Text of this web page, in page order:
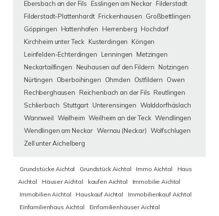
Ebersbach an der Fils
Esslingen am Neckar Filderstadt
Filderstadt-Plattenhardt Frickenhausen Großbettlingen
Göppingen
Hattenhofen Herrenberg Hochdorf
Kirchheim unter Teck
Kusterdingen
Köngen
Leinfelden-Echterdingen
Lenningen
Metzingen
Neckartailfingen
Neuhausen auf den Fildern
Notzingen
Nürtingen
Oberboihingen Ohmden Ostfildern
Owen
Rechberghausen
Reichenbach an der Fils Reutlingen
Schlierbach Stuttgart Unterensingen Walddorfhäslach
Wannweil Weilheim Weilheim an der Teck Wendlingen
Wendlingen am Neckar Wernau (Neckar) Wolfschlugen
Zell unter Aichelberg
Grundstücke Aichtal Grundstück Aichtal Immo Aichtal
Haus
Aichtal
Häuser Aichtal kaufen Aichtal
Immobilie Aichtal
Immobilien Aichtal
Hauskauf Aichtal
Immobilienkauf Aichtal
Einfamilienhaus Aichtal
Einfamilienhäuser Aichtal